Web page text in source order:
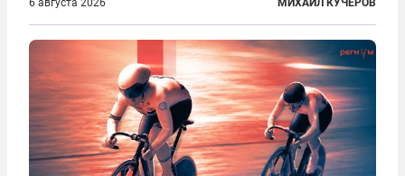
тысячи солнц пылало это пламя». Не все жители
японских городов Хиросимы и Нагасаки, на
которых США в августе 1945 года поставили...